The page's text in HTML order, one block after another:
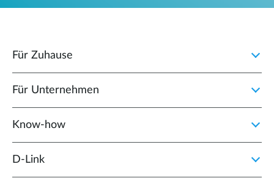
Für Zuhause
Für Unternehmen
Know-how
D‑Link